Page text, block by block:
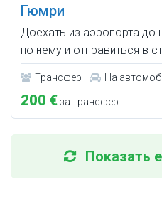
Гюмри
Доехать из аэропорта до
по нему и отправиться в
Трансфер На
200 €за трансфер
Показать